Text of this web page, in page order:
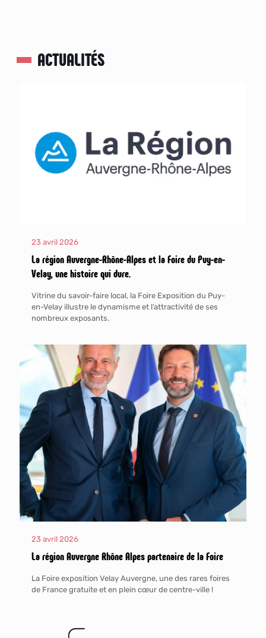
ACTUALITÉS
23 avril 2026
La région Auvergne-Rhône-Alpes et la Foire du Puy-en-
Velay, une histoire qui dure.
Vitrine du savoir-faire local, la Foire Exposition du Puy-
en-Velay illustre le dynamisme et l’attractivité de ses
nombreux exposants.
23 avril 2026
La région Auvergne Rhône Alpes partenaire de la Foire
La Foire exposition Velay Auvergne, une des rares foires
de France gratuite et en plein cœur de centre-ville !